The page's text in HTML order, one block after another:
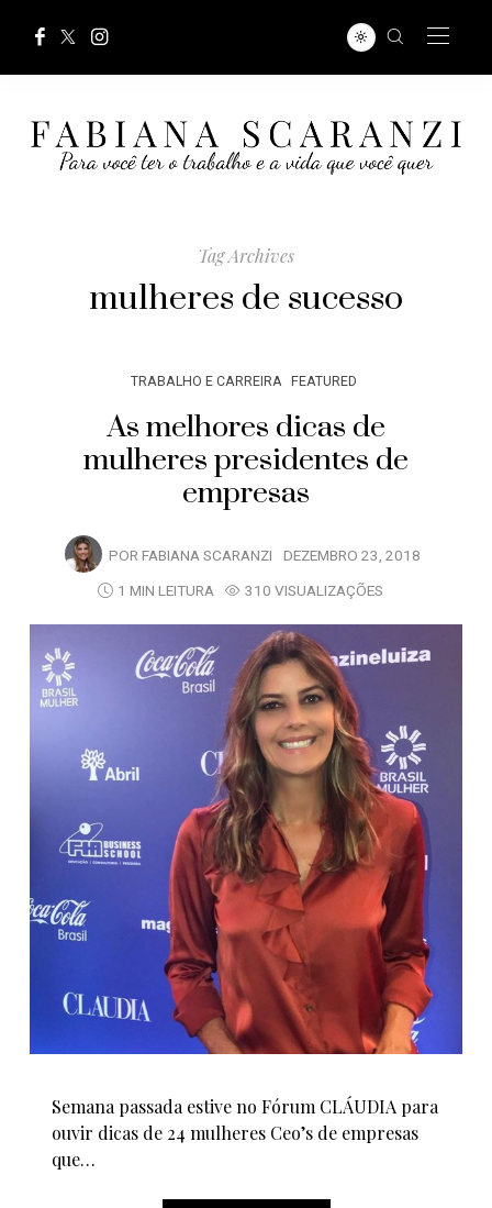
Tag Archives
mulheres de sucesso
TRABALHO E CARREIRA FEATURED
As melhores dicas de
mulheres presidentes de
empresas
POR FABIANA SCARANZI DEZEMBRO 23, 2018
1 MIN LEITURA
310 VISUALIZAÇÕES
Semana passada estive no Fórum CLÁUDIA para
ouvir dicas de 24 mulheres Ceo’s de empresas
que…